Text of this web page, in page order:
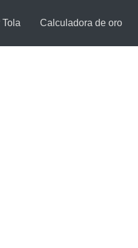
Tola Calculadora de oro